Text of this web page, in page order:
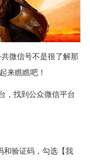
微信号不是很了解那
来瞧瞧吧！
，找到公众微信平台
和验证码，勾选【我